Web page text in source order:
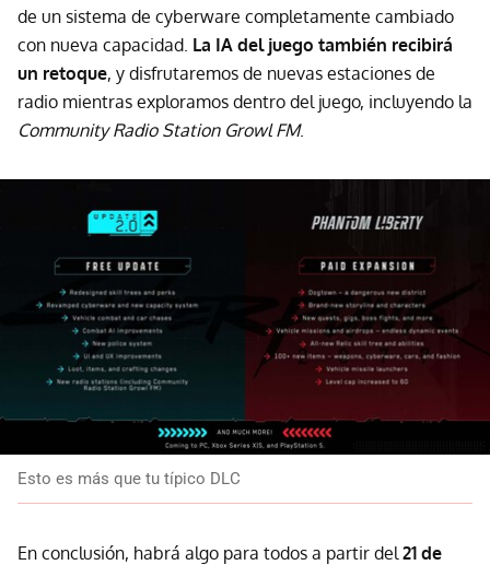
de un sistema de cyberware completamente cambiado
con nueva capacidad. La IA del juego también recibirá
un retoque, y disfrutaremos de nuevas estaciones de
radio mientras exploramos dentro del juego, incluyendo la
Community Radio Station Growl FM.
Esto es más que tu típico DLC
En conclusión, habrá algo para todos a partir del 21 de